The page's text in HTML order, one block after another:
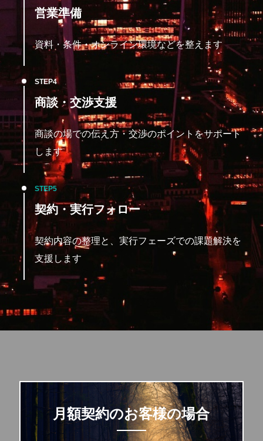
営業準備
資料・条件・オンライン環境などを整えます
STEP
商談・交渉支援
商談の場での伝え方・交渉のポイントをサポート
します
STEP
契約・実行フォロー
契約内容の整理と、実行フェーズでの課題解決を
支援します
月額契約のお客様の場合